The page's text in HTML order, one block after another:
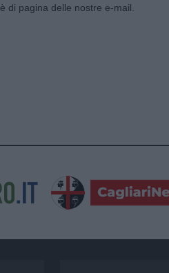
di pagina delle nostre e-mail.